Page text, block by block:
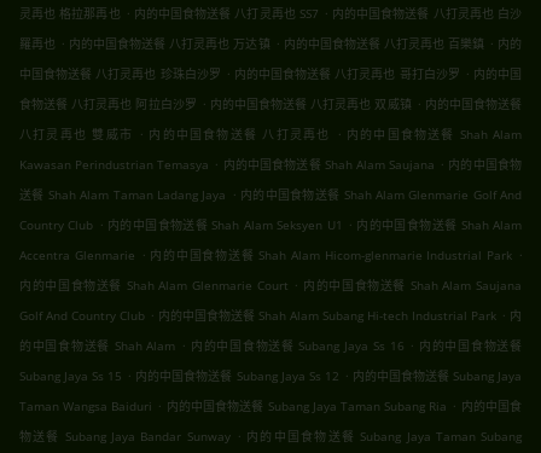
灵再也 格拉那再也 . 内的中国食物送餐 八打灵再也 SS7 . 内的中国食物送餐 八打灵再也 白沙
羅再也 . 内的中国食物送餐 八打灵再也 万达镇 . 内的中国食物送餐 八打灵再也 百樂鎮 . 内的
中国食物送餐 八打灵再也 珍珠白沙罗 . 内的中国食物送餐 八打灵再也 哥打白沙罗 . 内的中国
食物送餐 八打灵再也 阿拉白沙罗 . 内的中国食物送餐 八打灵再也 双威镇 . 内的中国食物送餐
八打灵再也 雙威市
. 内的中国食物送餐 八打灵再也 . 内的中国食物送餐 Shah Alam
Kawasan Perindustrian Temasya . 内的中国食物送餐 Shah Alam Saujana . 内的中国食物
送餐 Shah Alam Taman Ladang Jaya . 内的中国食物送餐 Shah Alam Glenmarie Golf And
Country Club . 内的中国食物送餐 Shah Alam Seksyen U1 . 内的中国食物送餐 Shah Alam
Accentra Glenmarie . 内的中国食物送餐 Shah Alam Hicom-glenmarie Industrial Park .
内的中国食物送餐 Shah Alam Glenmarie Court . 内的中国食物送餐 Shah Alam Saujana
Golf And Country Club . 内的中国食物送餐 Shah Alam Subang Hi-tech Industrial Park . 内
的中国食物送餐 Shah Alam . 内的中国食物送餐 Subang Jaya Ss 16 . 内的中国食物送餐
Subang Jaya Ss 15 . 内的中国食物送餐 Subang Jaya Ss 12 . 内的中国食物送餐 Subang Jaya
Taman Wangsa Baiduri . 内的中国食物送餐 Subang Jaya Taman Subang Ria . 内的中国食
物送餐 Subang Jaya Bandar Sunway . 内的中国食物送餐 Subang Jaya Taman Subang